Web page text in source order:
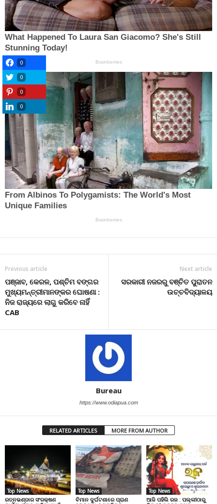
Previous article
ପଞ୍ଜାବ, କେରଳ, ପଶ୍ଚିମ ବଙ୍ଗର
ମୁଖ୍ୟମନ୍ତ୍ରୀମାନଙ୍କର ଘୋଷଣା :
ନିଜ ରାଜ୍ୟରେ ଲାଗୁ କରିବେ ନାହିଁ
CAB
Next article
ସରକାରୀ ନଜରରୁ ବଞ୍ଚିତ ପୁରାତନ
ଉଚ୍ଚବିଦ୍ୟାଳୟ
Bureau
https://www.odiapua.com
RELATED ARTICLES MORE FROM AUTHOR
Top News
ରତ୍ନଭଣ୍ଡାର ସଂରକ୍ଷଣ
Top News
ବିମାନ ଦୁର୍ଘଟଣାରେ ପ୍ରାଣ
Top News
ଆଜି ପହିଲି ରଜ : ପଲ୍ଲୀଠାରୁ
0
0
0
0